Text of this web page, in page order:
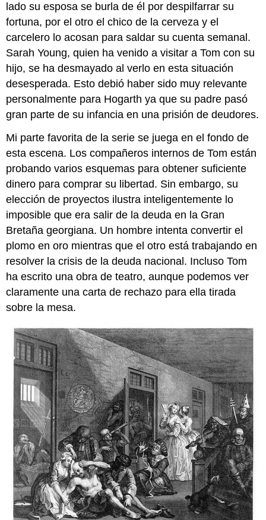
lado su esposa se burla de él por despilfarrar su
fortuna, por el otro el chico de la cerveza y el
carcelero lo acosan para saldar su cuenta semanal.
Sarah Young, quien ha venido a visitar a Tom con su
hijo, se ha desmayado al verlo en esta situación
desesperada. Esto debió haber sido muy relevante
personalmente para Hogarth ya que su padre pasó
gran parte de su infancia en una prisión de deudores.
Mi parte favorita de la serie se juega en el fondo de
esta escena. Los compañeros internos de Tom están
probando varios esquemas para obtener suficiente
dinero para comprar su libertad. Sin embargo, su
elección de proyectos ilustra inteligentemente lo
imposible que era salir de la deuda en la Gran
Bretaña georgiana. Un hombre intenta convertir el
plomo en oro mientras que el otro está trabajando en
resolver la crisis de la deuda nacional. Incluso Tom
ha escrito una obra de teatro, aunque podemos ver
claramente una carta de rechazo para ella tirada
sobre la mesa.